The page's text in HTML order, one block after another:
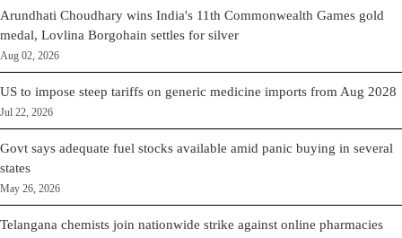
Arundhati Choudhary wins India's 11th Commonwealth Games gold
medal, Lovlina Borgohain settles for silver
Aug 02, 2026
US to impose steep tariffs on generic medicine imports from Aug 2028
Jul 22, 2026
Govt says adequate fuel stocks available amid panic buying in several
states
May 26, 2026
Telangana chemists join nationwide strike against online pharmacies